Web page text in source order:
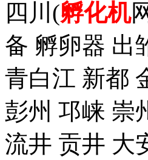
四川(孵化机
备 孵卵器 出
青白江 新都
彭州 邛崃 崇
流井 贡井 大